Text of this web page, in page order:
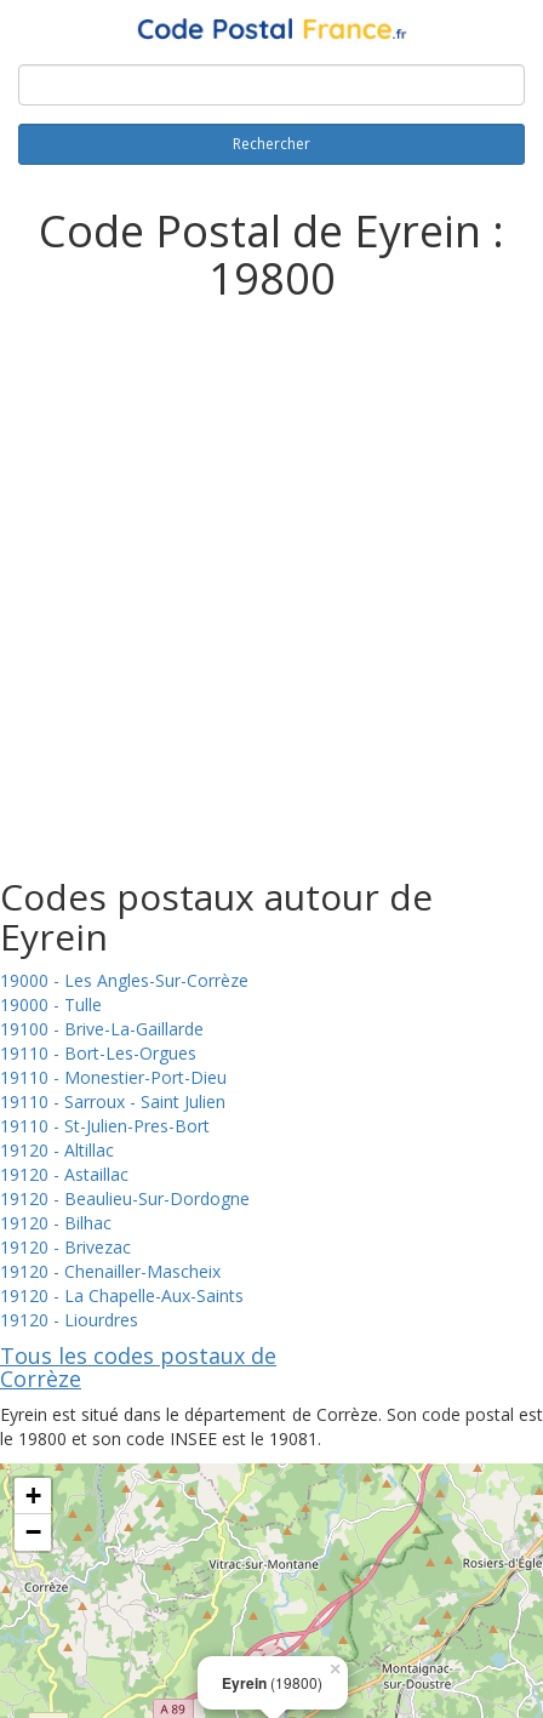
Rechercher
Code Postal de Eyrein :
19800
Codes postaux autour de
Eyrein
19000 - Les Angles-Sur-Corrèze
19000 - Tulle
19100 - Brive-La-Gaillarde
19110 - Bort-Les-Orgues
19110 - Monestier-Port-Dieu
19110 - Sarroux - Saint Julien
19110 - St-Julien-Pres-Bort
19120 - Altillac
19120 - Astaillac
19120 - Beaulieu-Sur-Dordogne
19120 - Bilhac
19120 - Brivezac
19120 - Chenailler-Mascheix
19120 - La Chapelle-Aux-Saints
19120 - Liourdres
Tous les codes postaux de
Corrèze
Eyrein est situé dans le département de Corrèze. Son code postal est
le 19800 et son code INSEE est le 19081.
Eyrein (19800)
×
+
−